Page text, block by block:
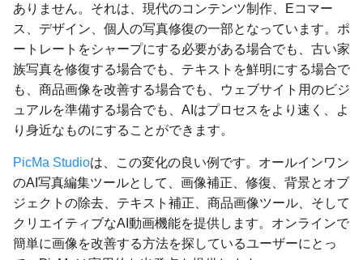
ありません。それは、現代のコンテンツ制作、Eコマー
ス、デザイン、個人の写真修復の一部となっています。ポ
ートレートをシャープにする必要がある場合でも、古い家
族写真を修復する場合でも、テキストを鮮明にする場合で
も、商品画像を改善する場合でも、ウェブサイト用のビジ
ュアルを準備する場合でも、AIはプロセスをより速く、よ
り身近なものにすることができます。
PicMa Studioは、この変化の良い例です。オールインワン
のAI写真編集ツールとして、画像補正、修復、背景とオブ
ジェクトの除去、テキスト補正、商品画像ツール、そして
クリエイティブなAI動画機能を提供します。オンラインで
簡単に画像を改善する方法を探しているユーザーにとっ